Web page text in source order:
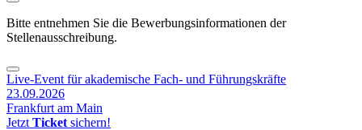
Bitte entnehmen Sie die Bewerbungsinformationen der
Stellenausschreibung.
Live-Event für akademische Fach- und Führungskräfte
23.09.2026
Frankfurt am Main
Jetzt Ticket sichern!